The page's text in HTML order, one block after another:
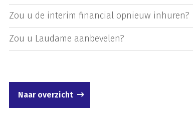
Zou u de interim financial opnieuw inhuren?
Zou u Laudame aanbevelen?
Naar overzicht